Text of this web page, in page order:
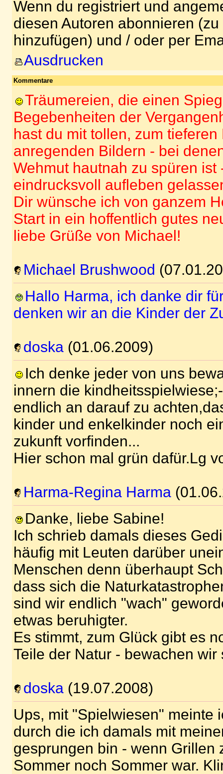
Wenn du registriert und
diesen Autoren abonnieren
hinzufügen) und / oder per
Ausdrucken
Kommentare
Träumereien, die einen
Begebenheiten der
hast du mit tollen, zum
anregenden Bildern - bei
Wehmut hautnah zu spüren ist
eindrucksvoll aufleben
Dir wünsche ich von ganzem
Start in ein hoffentlich gutes
liebe Grüße von Michael!
Michael Brushwood
Hallo Harma, ich danke dir
denken wir an die Kinder der
doska (01.06.2009)
Ich denke jeder von uns
innern die
endlich an darauf zu
kinder und enkelkinder noch
zukunft vorfinden...
Hier schon mal grün dafür.Lg
Harma-Regina Harma
Danke, liebe Sabine!
Ich schrieb damals dieses
häufig mit Leuten darüber
Menschen denn überhaupt
dass sich die
sind wir endlich "wach"
etwas beruhigter.
Es stimmt, zum Glück gibt es
Teile der Natur - bewachen wir
doska (19.07.2008)
Ups, mit "Spielwiesen" meinte
durch die ich damals mit
gesprungen bin - wenn Grillen
Sommer noch Sommer war.